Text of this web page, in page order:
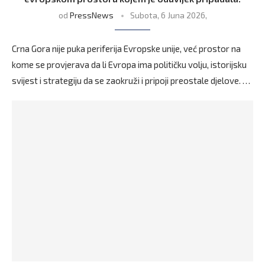
od PressNews Subota, 6 Juna 2026,
Crna Gora nije puka periferija Evropske unije, već prostor na
kome se provjerava da li Evropa ima političku volju, istorijsku
svijest i strategiju da se zaokruži i pripoji preostale djelove. …